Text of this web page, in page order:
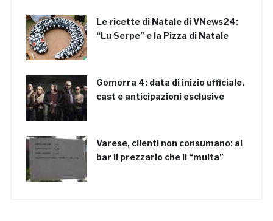
Le ricette di Natale di VNews24:
“Lu Serpe” e la Pizza di Natale
Gomorra 4: data di inizio ufficiale,
cast e anticipazioni esclusive
Varese, clienti non consumano: al
bar il prezzario che li “multa”